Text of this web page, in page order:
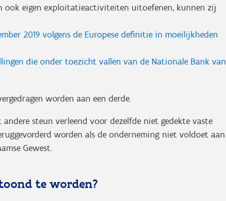
ook eigen exploitatieactiviteiten uitoefenen, kunnen zij
2019 volgens de Europese definitie in moeilijkheden
die onder toezicht vallen van de Nationale Bank van
worden aan een derde.
steun verleend voor dezelfde niet gedekte vaste
worden als de onderneming niet voldoet aan
Gewest.
te worden?